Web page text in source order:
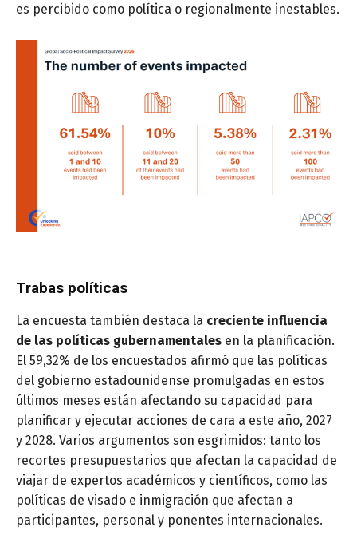
es percibido como política o regionalmente inestables.
Trabas políticas
La encuesta también destaca la creciente influencia
de las políticas gubernamentales en la planificación.
El 59,32% de los encuestados afirmó que las políticas
del gobierno estadounidense promulgadas en estos
últimos meses están afectando su capacidad para
planificar y ejecutar acciones de cara a este año, 2027
y 2028. Varios argumentos son esgrimidos: tanto los
recortes presupuestarios que afectan la capacidad de
viajar de expertos académicos y científicos, como las
políticas de visado e inmigración que afectan a
participantes, personal y ponentes internacionales.